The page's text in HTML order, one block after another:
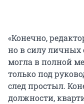
«Конечно,
но в силу личных
могла в полной
только под
след простыл.
должности,